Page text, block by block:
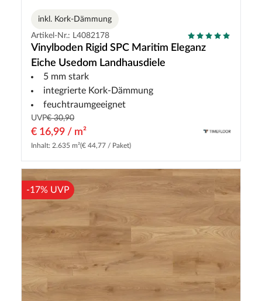
inkl. Kork-Dämmung
Artikel-Nr.: L4082178
Vinylboden Rigid SPC Maritim Eleganz
Eiche Usedom Landhausdiele
5 mm stark
integrierte Kork-Dämmung
feuchtraumgeeignet
UVP€ 30,90
€ 16,99 / m²
Inhalt: 2.635 m²(€ 44,77 / Paket)
-17% UVP